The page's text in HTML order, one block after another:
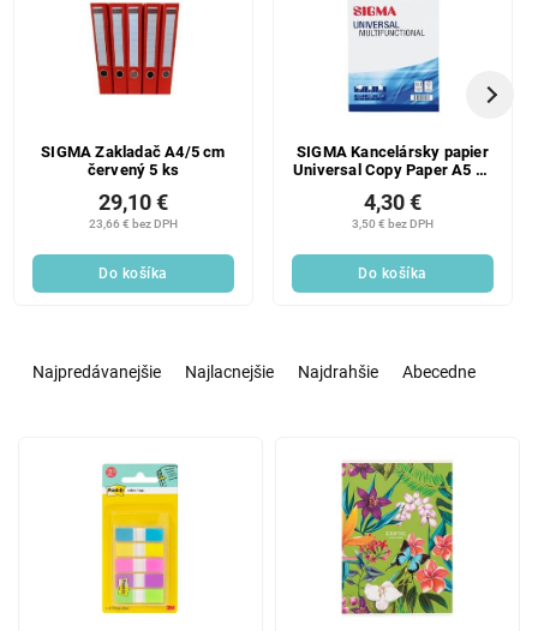
SIGMA Zakladač A4/5 cm
červený 5 ks
23,66 € bez DPH
29,10 €
Do košíka
SIGMA Kancelársky papier
Universal Copy Paper A5 80
3,50 € bez DPH
4,30 €
Do košíka
Najpredávanejšie Najlacnejšie Najdrahšie Abecedne